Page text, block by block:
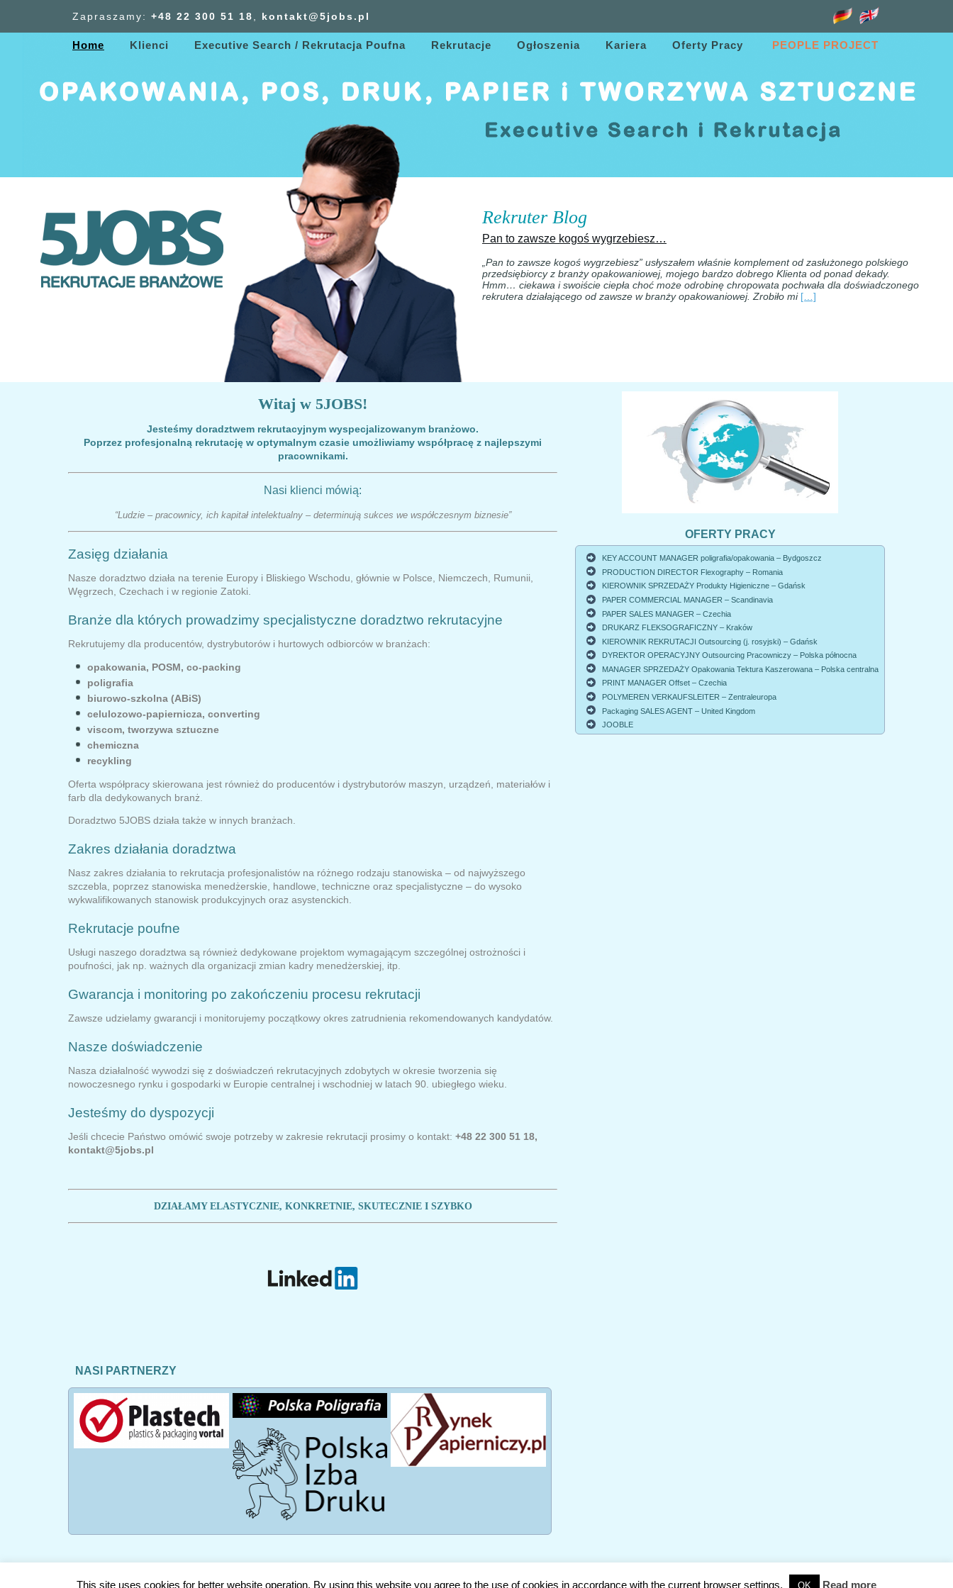
Zapraszamy: +48 22 300 51 18 kontakt@5jobs.pl
Home Klienci Executive Search / Rekrutacja Poufna Rekrutacje Ogłoszenia Kariera Oferty Pracy PEOPLE PROJECT
Rekruter Blog
Pan to zawsze kogoś wygrzebiesz…
„Pan to zawsze kogoś wygrzebiesz” usłyszałem właśnie komplement od zasłużonego polskiego
przedsiębiorcy z branży opakowaniowej, mojego bardzo dobrego Klienta od ponad dekady.
Hmm… ciekawa i swoiście ciepła choć może odrobinę chropowata pochwała dla doświadczonego
rekrutera działającego od zawsze w branży opakowaniowej. Zrobiło mi […]
Witaj w 5JOBS!
Jesteśmy doradztwem rekrutacyjnym wyspecjalizowanym branżowo.
Poprzez profesjonalną rekrutację w optymalnym czasie umożliwiamy współpracę z najlepszymi
pracownikami.
Nasi klienci mówią:
“Ludzie – pracownicy, ich kapitał intelektualny – determinują sukces we współczesnym biznesie”
Zasięg działania
Nasze doradztwo działa na terenie Europy i Bliskiego Wschodu, głównie w Polsce, Niemczech, Rumunii,
Węgrzech, Czechach i w regionie Zatoki.
Branże dla których prowadzimy specjalistyczne doradztwo rekrutacyjne
Rekrutujemy dla producentów, dystrybutorów i hurtowych odbiorców w branżach:
opakowania, POSM, co-packing
poligrafia
biurowo-szkolna (ABiS)
celulozowo-papiernicza, converting
viscom, tworzywa sztuczne
chemiczna
recykling
Oferta współpracy skierowana jest również do producentów i dystrybutorów maszyn, urządzeń, materiałów i
farb dla dedykowanych branż.
Doradztwo 5JOBS działa także w innych branżach.
Zakres działania doradztwa
Nasz zakres działania to rekrutacja profesjonalistów na różnego rodzaju stanowiska – od najwyższego
szczebla, poprzez stanowiska menedżerskie, handlowe, techniczne oraz specjalistyczne – do wysoko
wykwalifikowanych stanowisk produkcyjnych oraz asystenckich.
Rekrutacje poufne
Usługi naszego doradztwa są również dedykowane projektom wymagającym szczególnej ostrożności i
poufności, jak np. ważnych dla organizacji zmian kadry menedżerskiej, itp.
Gwarancja i monitoring po zakończeniu procesu rekrutacji
Zawsze udzielamy gwarancji i monitorujemy początkowy okres zatrudnienia rekomendowanych kandydatów.
Nasze doświadczenie
Nasza działalność wywodzi się z doświadczeń rekrutacyjnych zdobytych w okresie tworzenia się
nowoczesnego rynku i gospodarki w Europie centralnej i wschodniej w latach 90. ubiegłego wieku.
Jesteśmy do dyspozycji
Jeśli chcecie Państwo omówić swoje potrzeby w zakresie rekrutacji prosimy o kontakt: +48 22 300 51 18,
kontakt@5jobs.pl
DZIAŁAMY ELASTYCZNIE, KONKRETNIE, SKUTECZNIE I SZYBKO
OFERTY PRACY
KEY ACCOUNT MANAGER poligrafia/opakowania – Bydgoszcz
PRODUCTION DIRECTOR Flexography – Romania
KIEROWNIK SPRZEDAŻY Produkty Higieniczne – Gdańsk
PAPER COMMERCIAL MANAGER – Scandinavia
PAPER SALES MANAGER – Czechia
DRUKARZ FLEKSOGRAFICZNY – Kraków
KIEROWNIK REKRUTACJI Outsourcing (j. rosyjski) – Gdańsk
DYREKTOR OPERACYJNY Outsourcing Pracowniczy – Polska północna
MANAGER SPRZEDAŻY Opakowania Tektura Kaszerowana – Polska centralna
PRINT MANAGER Offset – Czechia
POLYMEREN VERKAUFSLEITER – Zentraleuropa
Packaging SALES AGENT – United Kingdom
JOOBLE
NASI PARTNERZY
This site uses cookies for better website operation. By using this website you agree to the use of cookies in accordance with the current browser settings. OK Read more